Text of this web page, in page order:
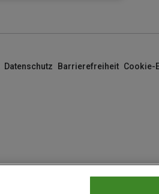
Datenschutz Barrierefreiheit Cookie-